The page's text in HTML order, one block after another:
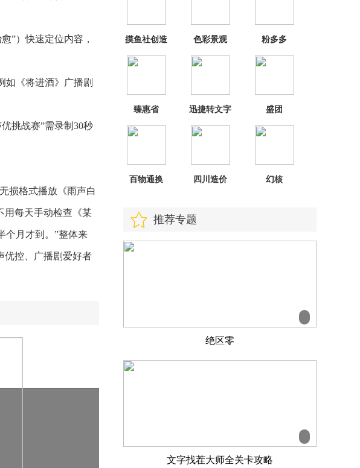
”）快速定位内容，
如《将进酒》广播剧
挑战赛”需录制30秒
损格式播放《雨声白
用每天手动检查《某
个月才到。”整体来
优控、广播剧爱好者
摸鱼社创造
色彩景观 粉多多
臻惠省 迅捷转文字 盛团
百物通换 四川造价 幻核
推荐专题
绝区零
文字找茬大师全关卡攻略